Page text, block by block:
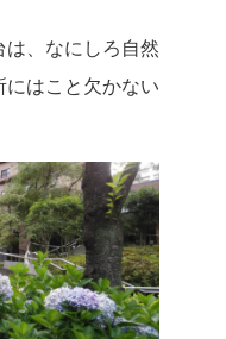
は、なにしろ自然
にはこと欠かない